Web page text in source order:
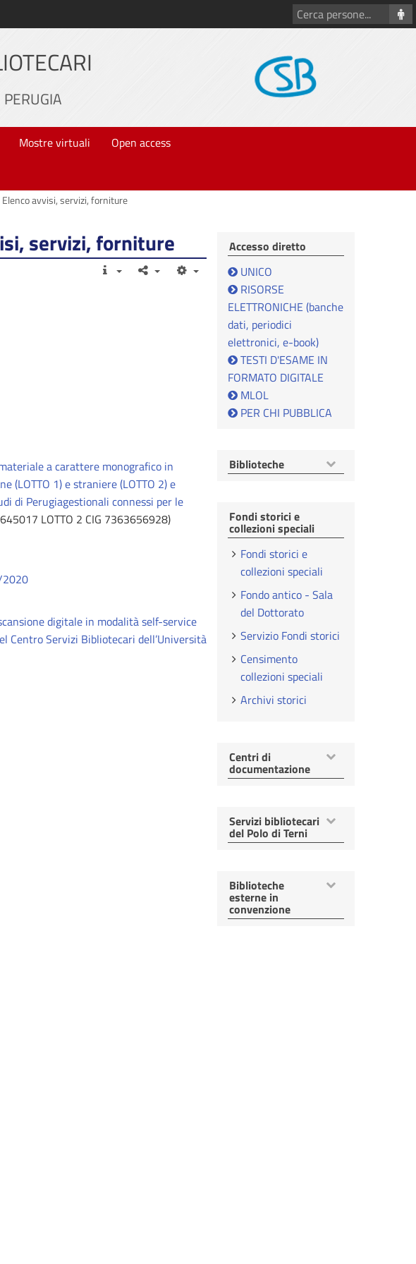
Cerca
persone
Mostre virtuali
Open access
avvisi, servizi, forniture
servizi, forniture
a carattere monografico in
1) e straniere (LOTTO 2) e
di Perugiagestionali connessi per le
LOTTO 2 CIG 7363656928)
2020
digitale in modalità self-service
Centro Servizi Bibliotecari dell’Università
Accesso diretto
UNICO
RISORSE
ELETTRONICHE (banche
dati, periodici
elettronici, e-book)
TESTI D'ESAME IN
FORMATO DIGITALE
MLOL
PER CHI PUBBLICA
Mostra
voci
Biblioteche
Fondi storici e
collezioni speciali
Fondi storici e
collezioni speciali
Fondo antico - Sala
del Dottorato
Servizio Fondi storici
Censimento
collezioni speciali
Archivi storici
Mostra
voci
Centri di
documentazione
Mostra
voci
Servizi bibliotecari
del Polo di Terni
Mostra
voci
Biblioteche
esterne in
convenzione